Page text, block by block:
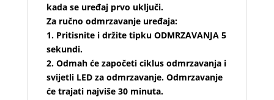
kada se uređaj prvo uključi.
Za ručno odmrzavanje uređaja:
1. Pritisnite i držite tipku ODMRZAVANJA 5
sekundi.
2. Odmah će započeti ciklus odmrzavanja i
svijetli LED za odmrzavanje. Odmrzavanje
će trajati najviše 30 minuta.